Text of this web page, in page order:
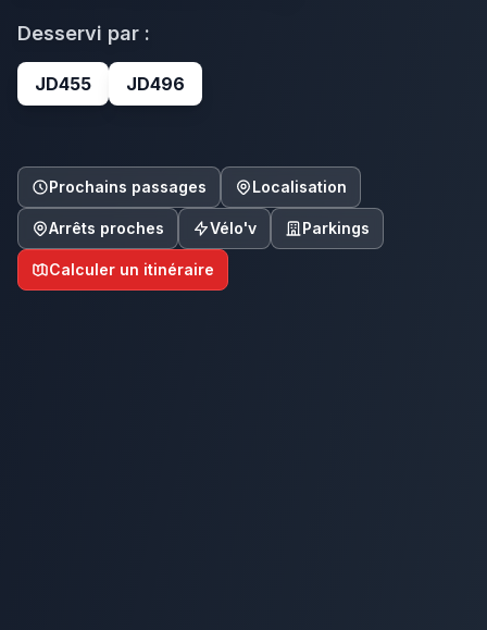
Desservi par :
JD455 JD496
Prochains passages Localisation
Arrêts proches Vélo'v Parkings
Calculer un itinéraire